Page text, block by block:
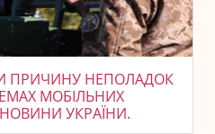
ПРИЧИНУ НЕПОЛАДОК
МОБІЛЬНИХ
УКРАЇНИ.